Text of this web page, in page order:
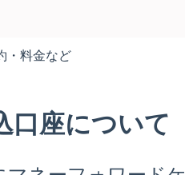
・料金など
口座について